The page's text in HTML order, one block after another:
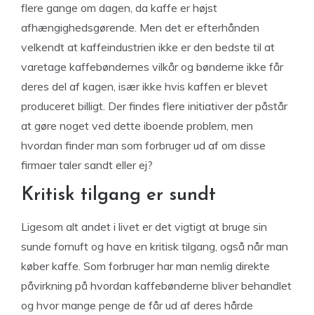
flere gange om dagen, da kaffe er højst
afhængighedsgørende. Men det er efterhånden
velkendt at kaffeindustrien ikke er den bedste til at
varetage kaffebøndernes vilkår og bønderne ikke får
deres del af kagen, især ikke hvis kaffen er blevet
produceret billigt. Der findes flere initiativer der påstår
at gøre noget ved dette iboende problem, men
hvordan finder man som forbruger ud af om disse
firmaer taler sandt eller ej?
Kritisk tilgang er sundt
Ligesom alt andet i livet er det vigtigt at bruge sin
sunde fornuft og have en kritisk tilgang, også når man
køber kaffe. Som forbruger har man nemlig direkte
påvirkning på hvordan kaffebønderne bliver behandlet
og hvor mange penge de får ud af deres hårde